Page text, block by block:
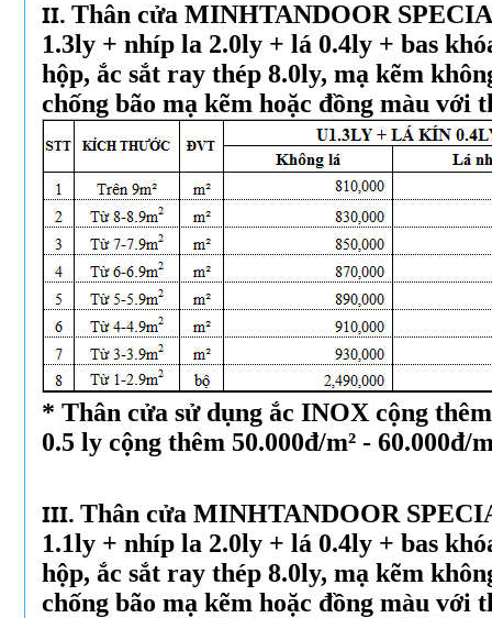
II. Thân cửa MINHTANDOOR
1.3ly + nhíp la 2.0ly + lá 0.4ly + bas
hộp, ắc sắt ray thép 8.0ly, mạ kẽm
chống bão mạ kẽm hoặc đồng màu với
* Thân cửa sử dụng ắc INOX cộng
0.5 ly cộng thêm 50.000đ/m² - 60.000đ/
III. Thân cửa MINHTANDOOR
1.1ly + nhíp la 2.0ly + lá 0.4ly + bas
hộp, ắc sắt ray thép 8.0ly, mạ kẽm
chống bão mạ kẽm hoặc đồng màu với